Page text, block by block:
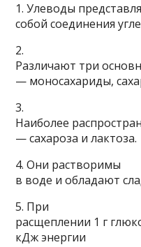
1. Улеводы
собой соединения
2.
Различают три
— моносахариды,
3.
Наиболее
— сахароза и лактоза.
4. Они растворимы
в воде и обладают
5. При
расщеплении 1 г
кДж энергии